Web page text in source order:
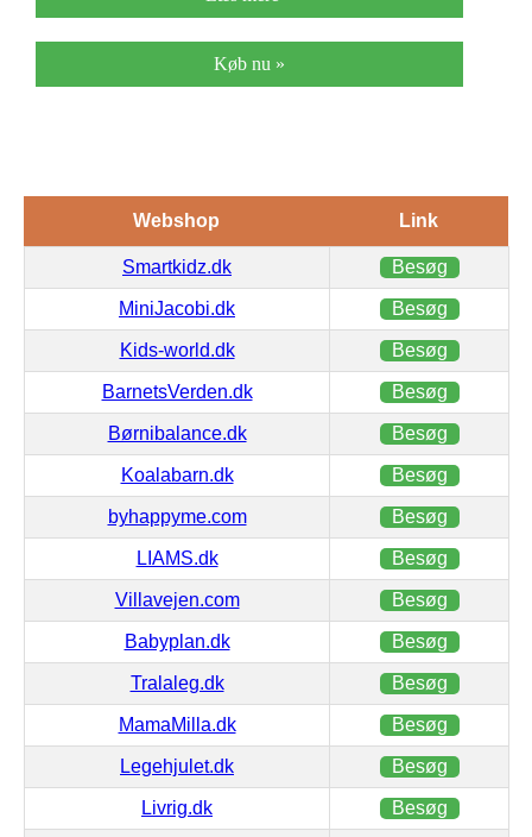
Køb nu »
Webshop Link
Smartkidz.dk Besøg
MiniJacobi.dk Besøg
Kids-world.dk Besøg
BarnetsVerden.dk Besøg
Børnibalance.dk Besøg
Koalabarn.dk Besøg
byhappyme.com Besøg
LIAMS.dk Besøg
Villavejen.com Besøg
Babyplan.dk Besøg
Tralaleg.dk Besøg
MamaMilla.dk Besøg
Legehjulet.dk Besøg
Livrig.dk Besøg